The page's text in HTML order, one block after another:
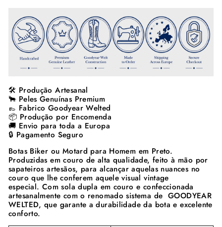
🛠️ Produção Artesanal
🐂 Peles Genuínas Premium
👞 Fabrico Goodyear Welted
📦 Produção por Encomenda
🚚 Envio para toda a Europa
🔒 Pagamento Seguro
Botas Biker ou Motard para Homem em Preto.
Produzidas em couro de alta qualidade, feito à mão por
sapateiros artesãos, para alcançar aquelas nuances no
couro que lhe conferem aquele visual vintage
especial. Com sola dupla em couro e confeccionada
artesanalmente com o renomado sistema de GOODYEAR
WELTED, que garante a durabilidade da bota e excelente
conforto.